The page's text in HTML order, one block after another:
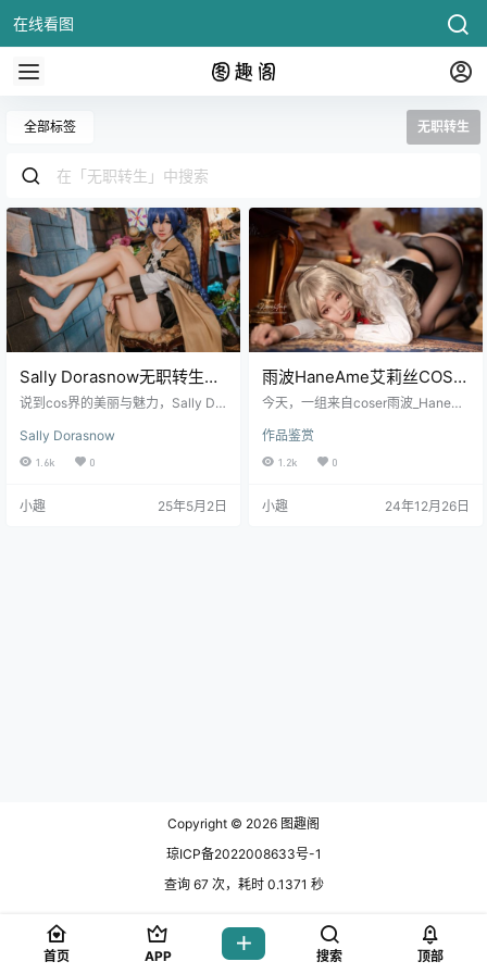
在线看图
全部标签 无职转生
Sally Dorasnow无职转生
COS：再现洛琪希的温柔与
说到cos界的美丽与魅力，Sally Dor
她通过完美演绎《无职转生》中的
洛琪希，再次向我们展示了什么叫
直可以用惊艳来形.
Sally Dorasnow
1.6k 0
小趣 25年5月2日
雨波HaneAme艾莉丝COS：
展现野性与优雅的完美交融
今天，一组来自coser雨波_HaneA
让人眼前一亮。她以其精湛的cos技
艺演绎了“野性贵族公主”- 艾莉丝·格
份别样的性感，让.
作品鉴赏
1.2k 0
小趣 24年12月26日
Copyright © 2026 图趣阁
琼ICP备2022008633号-1
查询 67 次，耗时 0.1371 秒
首页 APP 搜索 顶部